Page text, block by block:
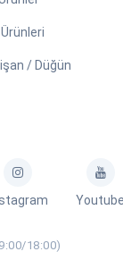
/ Düğün
18:00)